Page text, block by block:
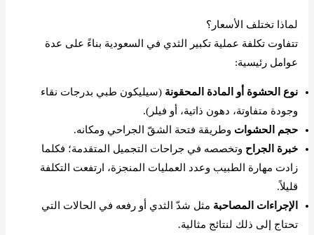
لماذا تختلف الأسعار؟
تتفاوت تكلفة عملية تكبير الثدي في السعودية بناءً على عدة
عوامل رئيسية:
نوع الحشوة أو المادة المحقونة (سيليكون طبي بدرجات نقاء
وجودة متفاوتة، دهون ذاتية، أو فيلر).
حجم الحشوات وطريقة فتحة الشقّ الجراحي ومكانه.
خبرة الجراح وتخصصه في جراحات التجميل المتقدمة؛ فكلما
زادت مهارة الطبيب وعدد العمليات المنجزة، ارتفعت التكلفة
قليلاً.
الإجراءات المصاحبة مثل شدّ الثدي أو رفعه في الحالات التي
تحتاج إلى ذلك لنتائج مثالية.